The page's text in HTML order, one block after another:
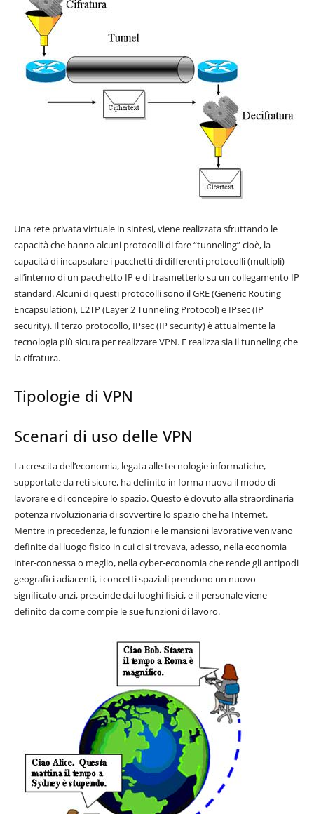
Una rete privata virtuale in sintesi, viene realizzata sfruttando le
capacità che hanno alcuni protocolli di fare “tunneling” cioè, la
capacità di incapsulare i pacchetti di differenti protocolli (multipli)
all’interno di un pacchetto IP e di trasmetterlo su un collegamento IP
standard. Alcuni di questi protocolli sono il GRE (Generic Routing
Encapsulation), L2TP (Layer 2 Tunneling Protocol) e IPsec (IP
security). Il terzo protocollo, IPsec (IP security) è attualmente la
tecnologia più sicura per realizzare VPN. E realizza sia il tunneling che
la cifratura.
Tipologie di VPN
Scenari di uso delle VPN
La crescita dell’economia, legata alle tecnologie informatiche,
supportate da reti sicure, ha definito in forma nuova il modo di
lavorare e di concepire lo spazio. Questo è dovuto alla straordinaria
potenza rivoluzionaria di sovvertire lo spazio che ha Internet.
Mentre in precedenza, le funzioni e le mansioni lavorative venivano
definite dal luogo fisico in cui ci si trovava, adesso, nella economia
inter-connessa o meglio, nella cyber-economia che rende gli antipodi
geografici adiacenti, i concetti spaziali prendono un nuovo
significato anzi, prescinde dai luoghi fisici, e il personale viene
definito da come compie le sue funzioni di lavoro.